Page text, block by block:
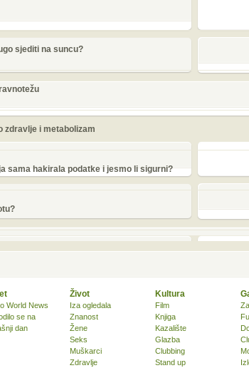
sjediti na suncu?
zdravlje i metabolizam
sama hakirala podatke i jesmo li sigurni?
World News
se na
dan
Život
Iza ogledala
Znanost
Žene
Seks
Muškarci
Zdravlje
Kultura
Film
Knjiga
Kazalište
Glazba
Clubbing
Stand up